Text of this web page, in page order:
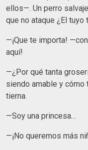
ellos—. Un perro
que no ataque ¿El tuyo
—¡Que te importa!
aquí!
—¿Por qué tanta
siendo amable y cómo
tierna.
—Soy una princesa…
—¡No queremos más